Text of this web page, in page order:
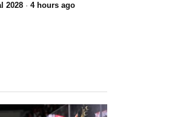
2028 · 4 hours ago